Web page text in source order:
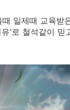
일제때 교육받
'로 철석같이 믿